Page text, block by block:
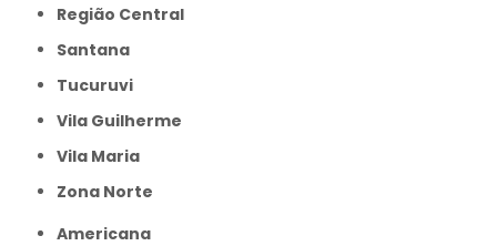
Região Central
Santana
Tucuruvi
Vila Guilherme
Vila Maria
Zona Norte
Americana